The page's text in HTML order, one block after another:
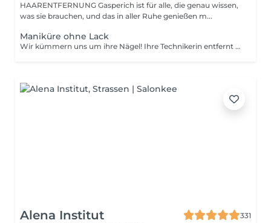
HAARENTFERNUNG Gasperich ist für alle, die genau wissen,
was sie brauchen, und das in aller Ruhe genießen m...
Maniküre ohne Lack
Wir kümmern uns um ihre Nägel! Ihre Technikerin entfernt sanft abgestorbene hautzellen, feilt und formt ihre Nägel und poliert die oberfläche für ein glattes, natürliches finish. Unsere meister bieten kantige, hardware- oder kombinierte manicures an, je nach ihren wünschen. Wie wird eine manicure ohne nagellack durchgeführt? - raue haut wird sanft entfernt - die form der nagelplatte wird behutsam korrigiert - die Nagelhaut und seitlichen ränder werden sorgfältig bearbeitet - Nagelhautöl und handcreme werden aufgetragen, um zu pflegen und zu hydratisieren Altersbeschränkung: empfohlen ab 14 Jahren. Nachbehandlungsempfehlungen: es sind keine speziellen Nachbehandlungen erforderlich. Häufigkeit: alle 3 Wochen.
Alena Institut
331